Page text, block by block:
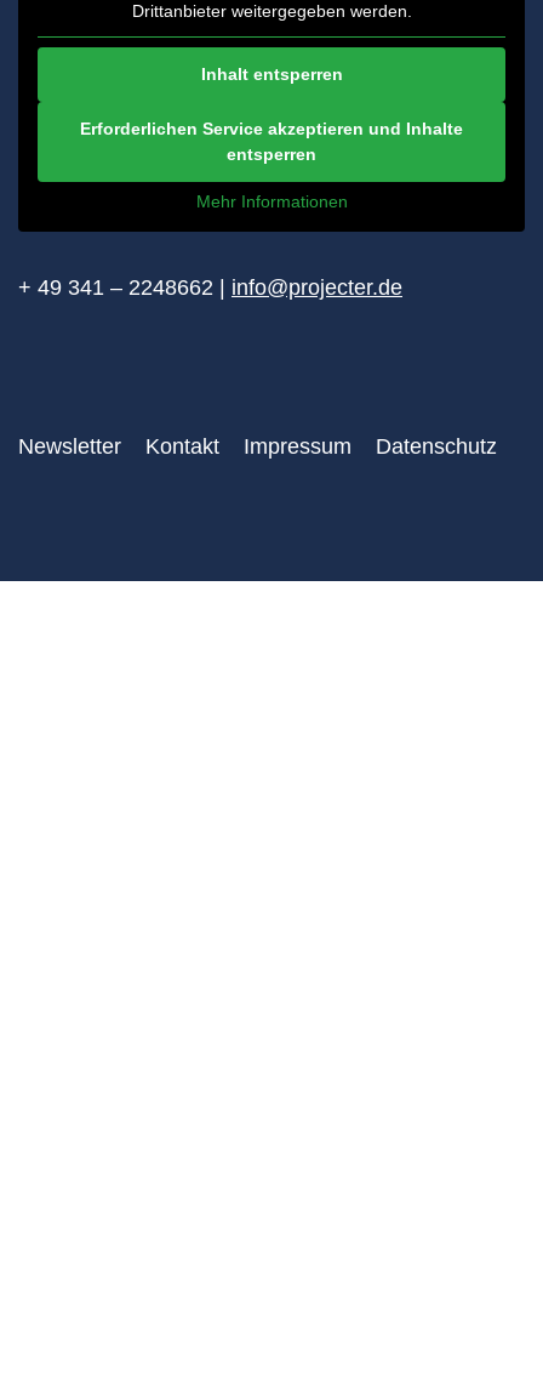
Drittanbieter weitergegeben werden.
Inhalt entsperren
Erforderlichen Service akzeptieren und Inhalte
entsperren
Mehr Informationen
+ 49 341 – 2248662 | info@projecter.de
Newsletter Kontakt Impressum Datenschutz